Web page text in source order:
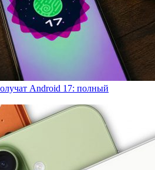
Android 17: полный